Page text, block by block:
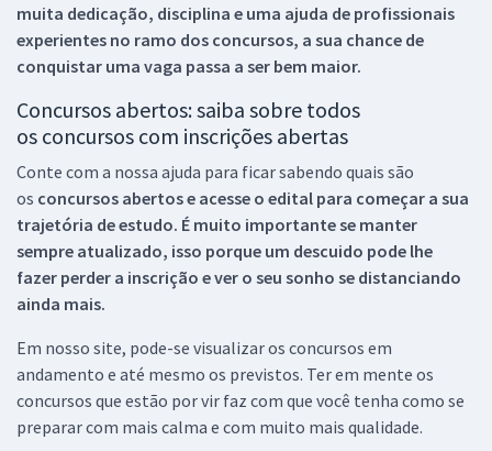
muita dedicação, disciplina e uma ajuda de profissionais
experientes no ramo dos concursos, a sua chance de
conquistar uma vaga passa a ser bem maior.
Concursos abertos: saiba sobre todos
os concursos com inscrições abertas
Conte com a nossa ajuda para ficar sabendo quais são
os concursos abertos e acesse o edital para começar a sua
trajetória de estudo. É muito importante se manter
sempre atualizado, isso porque um descuido pode lhe
fazer perder a inscrição e ver o seu sonho se distanciando
ainda mais.
Em nosso site, pode-se visualizar os concursos em
andamento e até mesmo os previstos. Ter em mente os
concursos que estão por vir faz com que você tenha como se
preparar com mais calma e com muito mais qualidade.